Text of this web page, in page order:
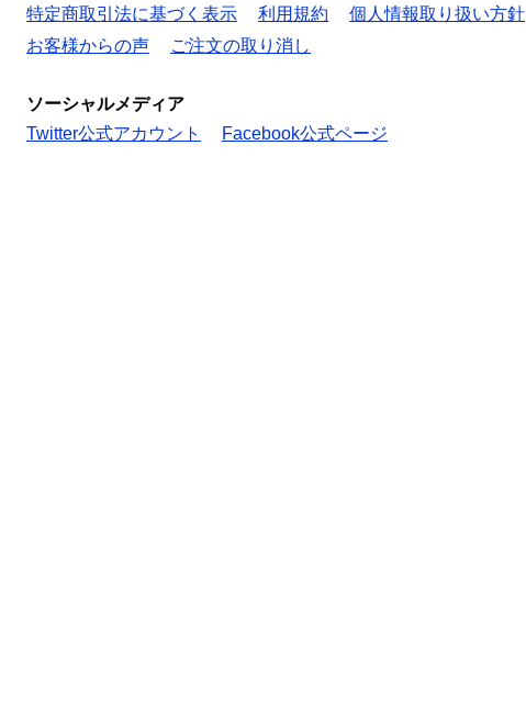
特定商取引法に基づく表示
利用規約 個人情報取り扱い方針
お客様からの声
ご注文の取り消し
ソーシャルメディア
Twitter公式アカウント
Facebook公式ページ